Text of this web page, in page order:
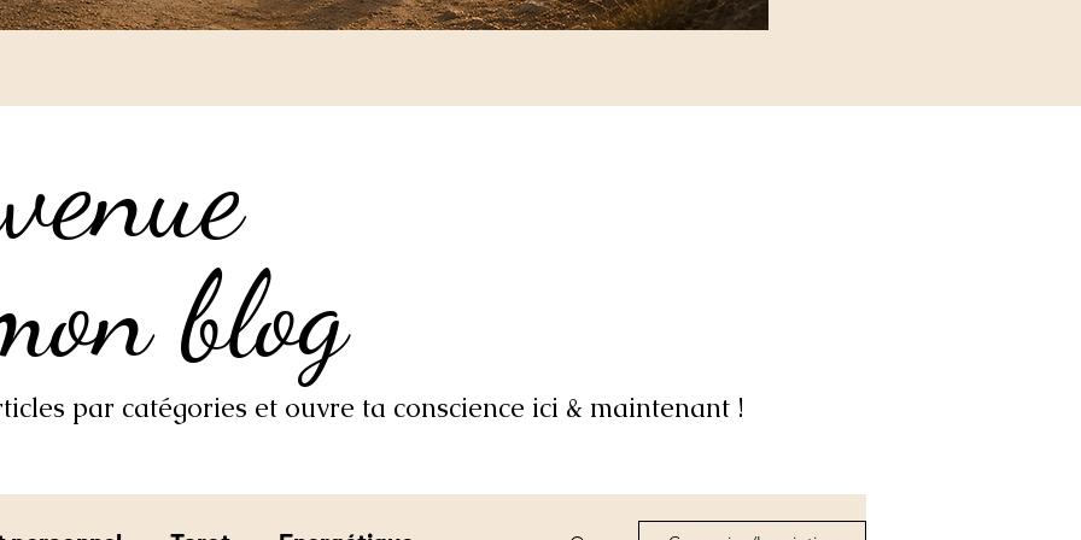
blog
blog
par catégories et ouvre ta conscience ici & maintenant !